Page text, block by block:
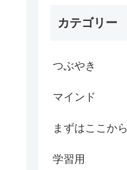
カテゴリー
つぶやき
マインド
まずはここから
学習用